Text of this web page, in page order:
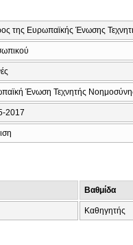
της Ευρωπαϊκής Ένωσης
Ένωση Τεχνητής
2017
Βαθμίδα
Καθηγητής